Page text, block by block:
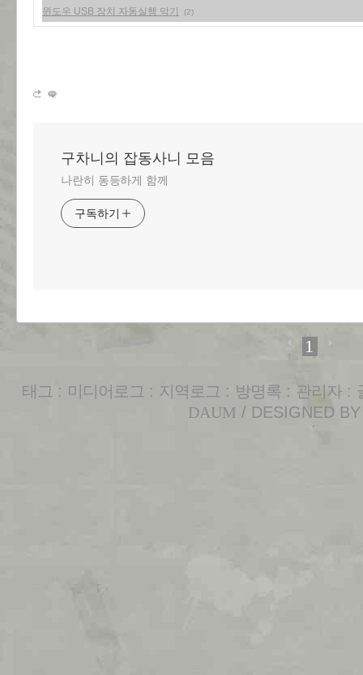
윈도우 USB 장치 자동실행 막기 (2)
구차니의 잡동사니 모음
나란히 동등하게 함께
구독하기
1
태그 : 미디어로그 : 지역로그 : 방명록 : 관리자:
DAUM / DESIGNED